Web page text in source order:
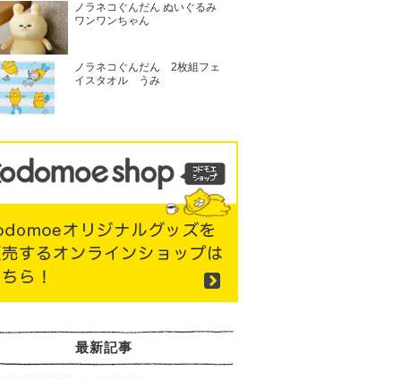
ノラネコぐんだん ぬいぐるみ
ワンワンちゃん
ノラネコぐんだん 2枚組フェ
イスタオル うみ
最新記事